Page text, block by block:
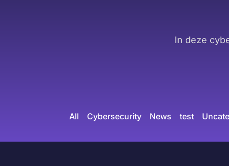
In deze
Cybersecurity News test
All